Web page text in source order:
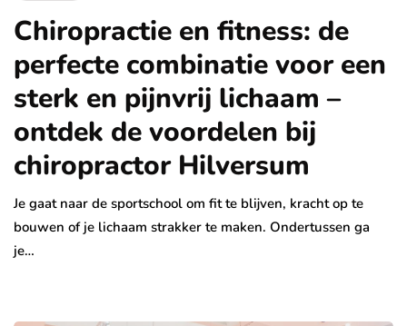
Chiropractie en fitness: de
perfecte combinatie voor een
sterk en pijnvrij lichaam –
ontdek de voordelen bij
chiropractor Hilversum
Je gaat naar de sportschool om fit te blijven, kracht op te
bouwen of je lichaam strakker te maken. Ondertussen ga
je…